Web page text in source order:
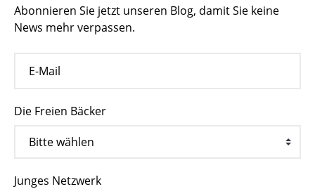
Abonnieren Sie jetzt unseren Blog, damit Sie keine
News mehr verpassen.
Die Freien Bäcker
Junges Netzwerk